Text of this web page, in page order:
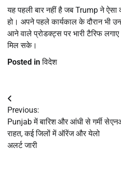
यह पहली बार नहीं है जब Trump ने ऐसा
हो। अपने पहले कार्यकाल के दौरान भी
आने वाले प्रोडक्ट्स पर भारी टैरिफ लगाए
मिल सके।
Posted inविदेश
Post
navigation
Previous:
Punjab में बारिश और आंधी से गर्मी से
राहत, कई जिलों में ऑरेंज और येलो
अलर्ट जारी